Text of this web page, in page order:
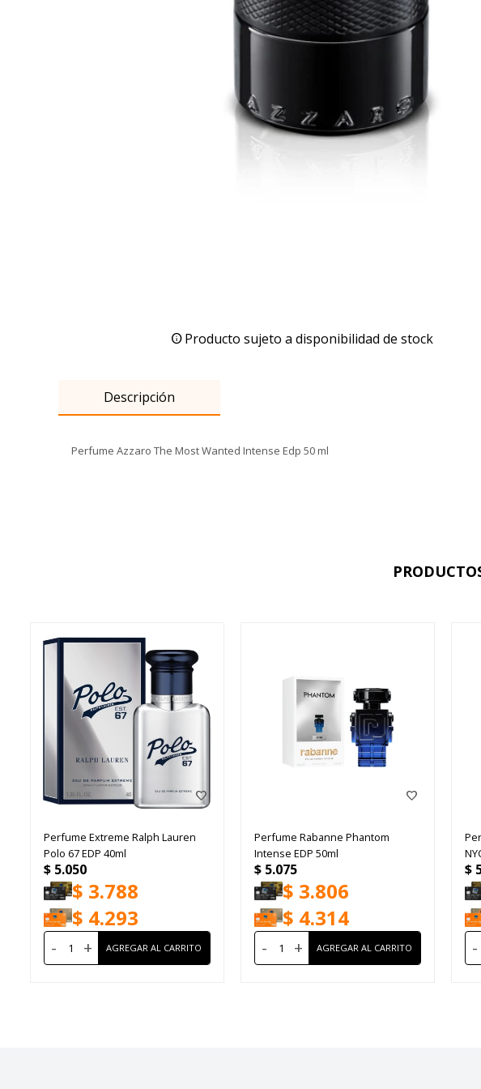
Producto sujeto a disponibilidad de stock
Descripción
Perfume Azzaro The Most Wanted Intense Edp 50 ml
Perfume Extreme Ralph Lauren
Polo 67 EDP 40ml
$ 5.050
$ 3.788
$ 4.293
- +
Perfume Rabanne Phantom
Intense EDP 50ml
$ 5.075
$ 3.806
$ 4.314
- +
$
-